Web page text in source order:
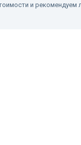
и рекомендуем